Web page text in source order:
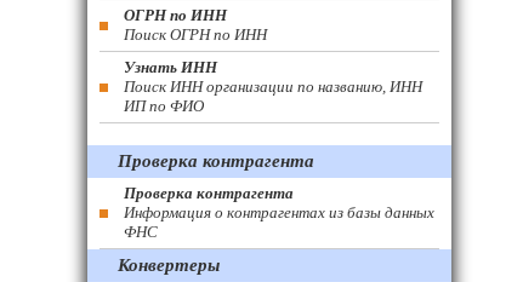
ОГРН по ИНН
Поиск ОГРН по ИНН
Узнать ИНН
Поиск ИНН организации по названию, ИНН
ИП по ФИО
Проверка контрагента
Проверка контрагента
Информация о контрагентах из базы данных
ФНС
Конвертеры